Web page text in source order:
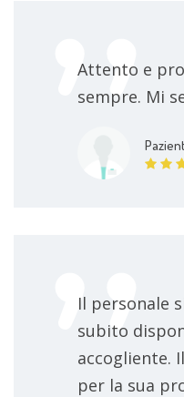
Attento e
sempre. Mi
Il personale
subito
accogliente.
per la sua